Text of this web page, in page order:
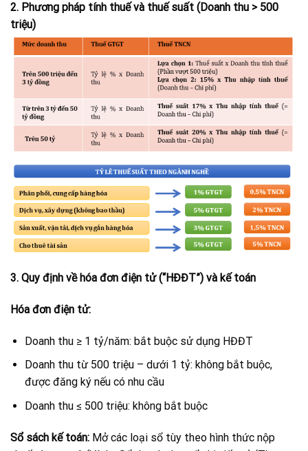
2. Phương pháp tính thuế và thuế suất (Doanh thu > 500
triệu)
3. Quy định về hóa đơn điện tử (“HĐĐT”) và kế toán
Hóa đơn điện tử:
Doanh thu ≥ 1 tỷ/năm: bắt buộc sử dụng HĐĐT
Doanh thu từ 500 triệu – dưới 1 tỷ: không bắt buộc,
được đăng ký nếu có nhu cầu
Doanh thu ≤ 500 triệu: không bắt buộc
Sổ sách kế toán: Mở các loại sổ tùy theo hình thức nộp